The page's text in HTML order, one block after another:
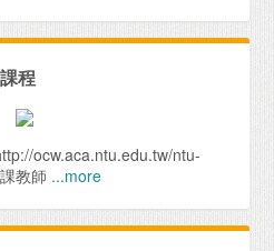
程
ocw.aca.ntu.edu.tw/ntu-
教師 ...more